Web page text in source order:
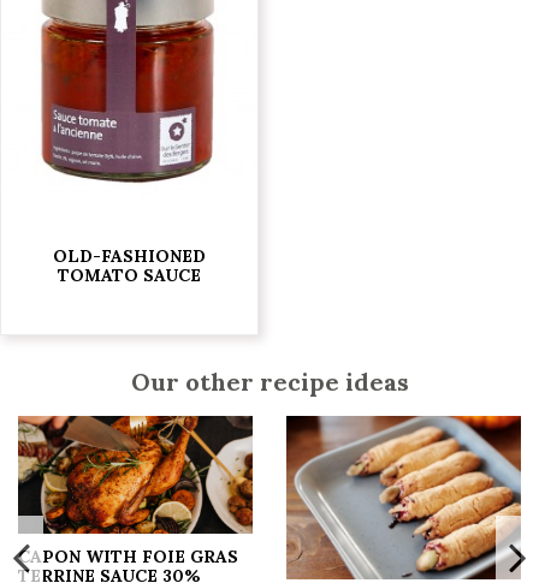
OLD-FASHIONED
TOMATO SAUCE
Our other recipe ideas
CAPON WITH FOIE GRAS
TERRINE SAUCE 30%